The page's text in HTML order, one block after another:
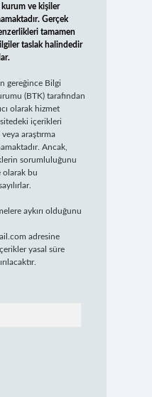
kurum ve kişiler
Gerçek
tamamen
taslak halindedir
gereğince Bilgi
(BTK) tarafından
olarak hizmet
içerikleri
araştırma
Ancak,
sorumluluğunu
olarak bu
aykırı olduğunu
adresine
yasal süre